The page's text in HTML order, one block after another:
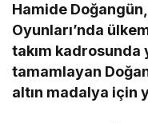
Hamide
Oyunları’nda
takım kadrosunda
tamamlayan
altın madalya için